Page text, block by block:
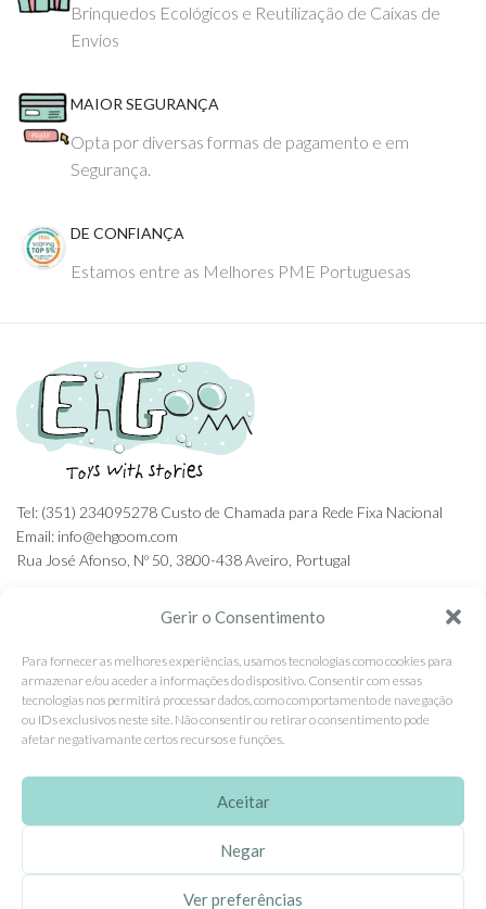
Gerir o Consentimento
Para fornecer as melhores experiências, usamos tecnologias como cookies para
armazenar e/ou aceder a informações do dispositivo. Consentir com essas
tecnologias nos permitirá processar dados, como comportamento de navegação
ou IDs exclusivos neste site. Não consentir ou retirar o consentimento pode
afetar negativamante certos recursos e funções.
Aceitar
Negar
Ver preferências
Brinquedos Ecológicos e Reutilização de Caixas de
Envios
MAIOR SEGURANÇA
Opta por diversas formas de pagamento e em
Segurança.
DE CONFIANÇA
Estamos entre as Melhores PME Portuguesas
Tel: (351) 234095278 Custo de Chamada para Rede Fixa Nacional
Email: info@ehgoom.com
Rua José Afonso, Nº 50, 3800-438 Aveiro, Portugal
SOBRE A EHGOOM
Sobre Nós
Propriedade Intelectual
Listas de Aniversário e Babyshower